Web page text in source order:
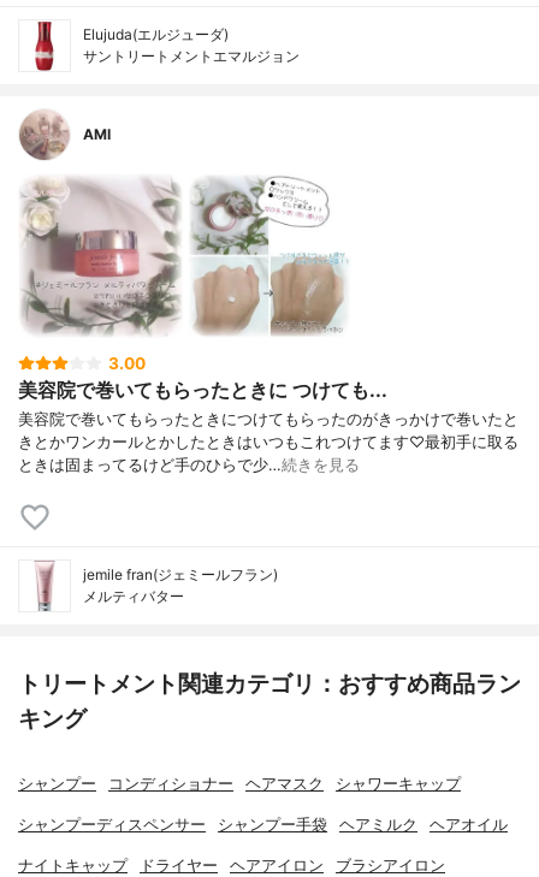
Elujuda(エルジューダ)
サントリートメントエマルジョン
AMI
3.00
美容院で巻いてもらったときに つけても...
美容院で巻いてもらったときにつけてもらったのがきっかけで巻いたと
きとかワンカールとかしたときはいつもこれつけてます♡最初手に取る
ときは固まってるけど手のひらで少…続きを見る
jemile fran(ジェミールフラン)
メルティバター
トリートメント関連カテゴリ：おすすめ商品ラン
キング
シャンプー コンディショナー ヘアマスク シャワーキャップ
シャンプーディスペンサー シャンプー手袋 ヘアミルク ヘアオイル
ナイトキャップ ドライヤー ヘアアイロン ブラシアイロン